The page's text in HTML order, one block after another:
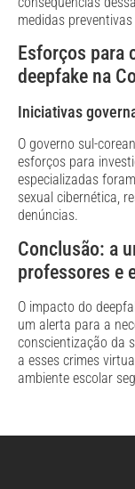
medidas
Esforços para
deepfake na
Iniciativas
O governo sul-
esforços para
especializadas
sexual cibernética,
denúncias.
Conclusão: a
professores e
O impacto do
um alerta para a
conscientização da
a esses crimes
ambiente escolar